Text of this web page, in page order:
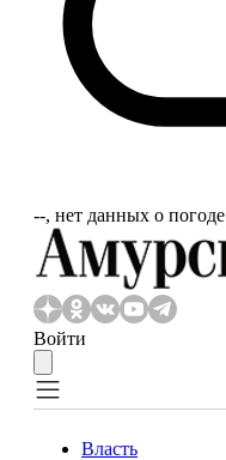
‐‐, нет данных о погоде
Войти
Власть